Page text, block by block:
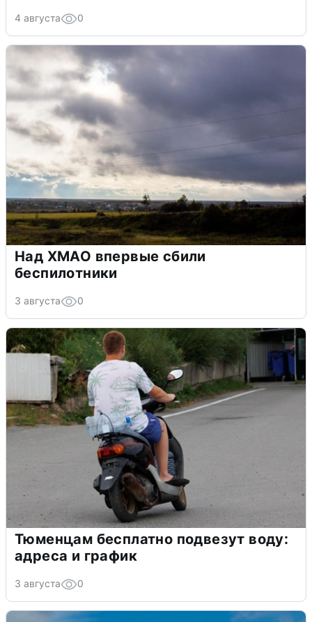
4 августа 0
Над ХМАО впервые сбили
беспилотники
3 августа 0
Тюменцам бесплатно подвезут воду:
адреса и график
3 августа 0